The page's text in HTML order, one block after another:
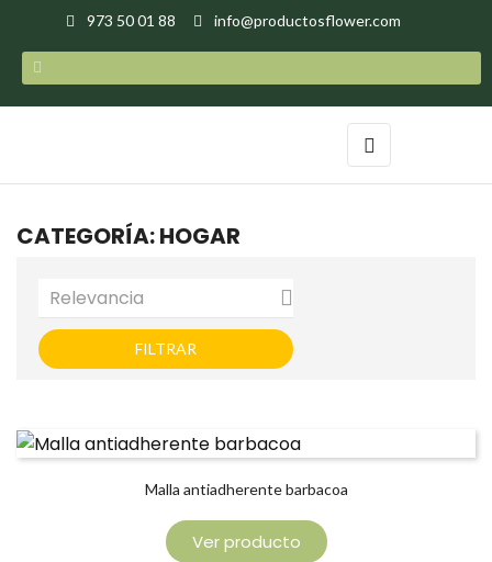
973 50 01 88 info@productosflower.com
Navegación
de
palanca
☰
HOGAR
CATEGORÍA: HOGAR
Relevancia 
FILTRAR
Malla antiadherente barbacoa
Ver producto